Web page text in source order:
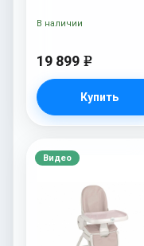
серый
19 899 e
Купить
В наличии
Видео